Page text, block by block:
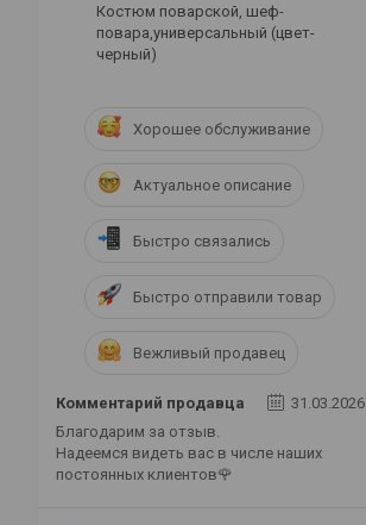
Костюм поварской, шеф-
повара,универсальный (цвет-
черный)
Хорошее обслуживание
Актуальное описание
Быстро связались
Быстро отправили товар
Вежливый продавец
Комментарий продавца
31.03.2026
Благодарим за отзыв.
Надеемся видеть вас в числе наших
постоянных клиентов🌹